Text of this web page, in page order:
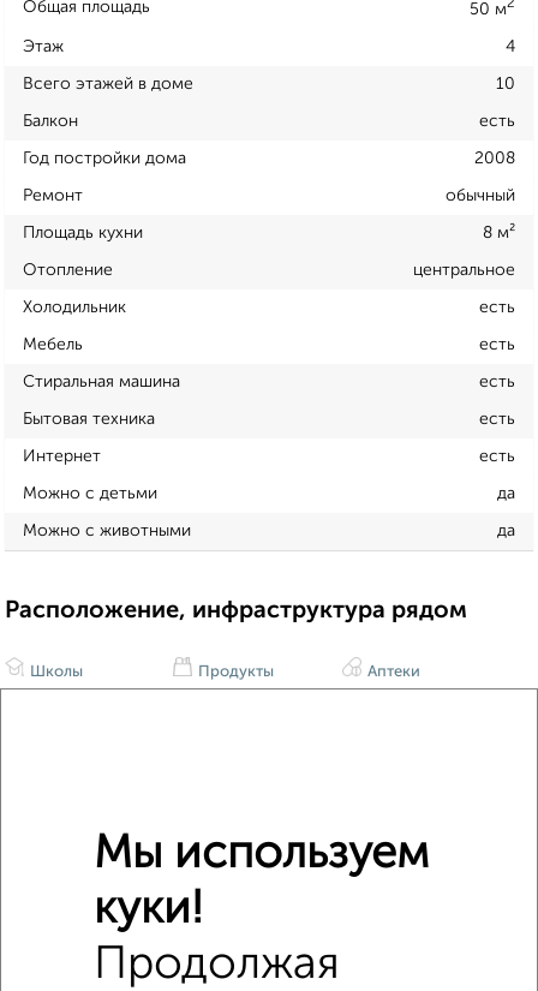
Общая площадь 50 м2
Этаж 4
Всего этажей в доме 10
Балкон есть
Год постройки дома 2008
Ремонт обычный
Площадь кухни 8 м²
Отопление центральное
Холодильник есть
Мебель есть
Стиральная машина есть
Бытовая техника есть
Интернет есть
Можно с детьми да
Можно с животными да
Расположение, инфраструктура рядом
Школы Продукты Аптеки
Мы используем
куки!
Продолжая